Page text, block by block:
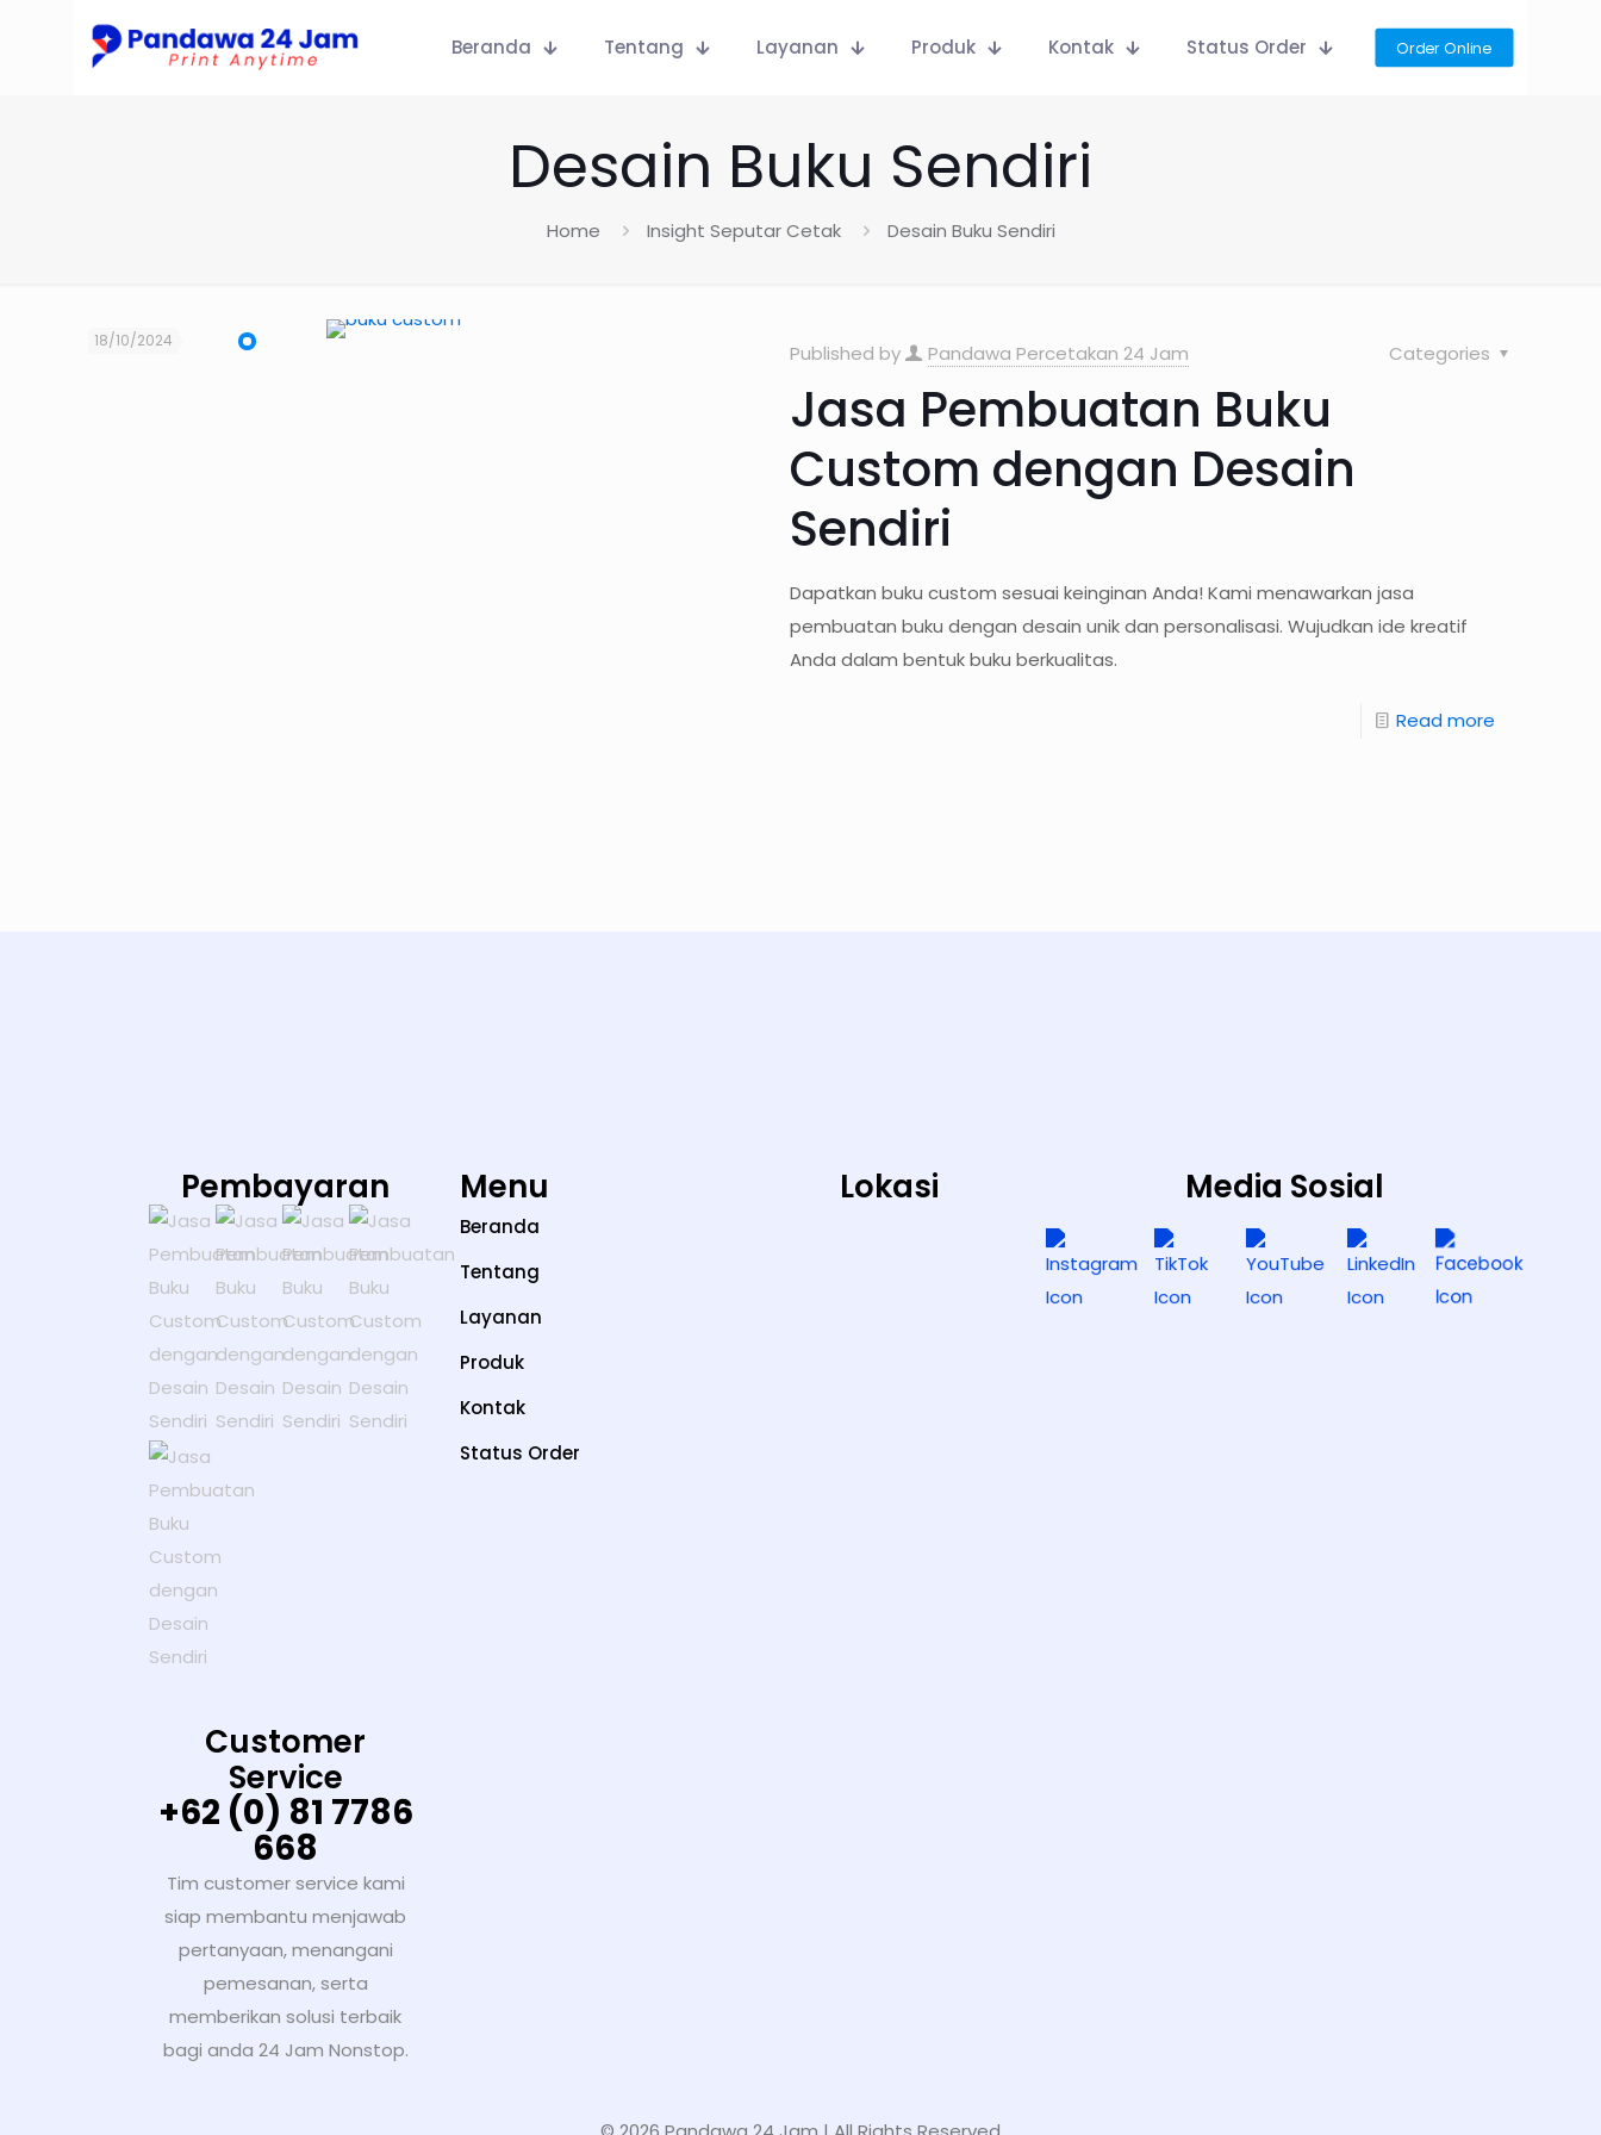
Beranda Tentang Layanan Produk Kontak Status Order Order Online
Desain Buku Sendiri
Home Insight Seputar Cetak Desain Buku Sendiri
18/10/2024
Published by Pandawa Percetakan 24 Jam Categories
Jasa Pembuatan Buku
Custom dengan Desain
Sendiri
Dapatkan buku custom sesuai keinginan Anda! Kami menawarkan jasa
pembuatan buku dengan desain unik dan personalisasi. Wujudkan ide kreatif
Anda dalam bentuk buku berkualitas.
Read more
Pembayaran
Customer
Service
+62 (0) 81 7786
668
Tim customer service kami
siap membantu menjawab
pertanyaan, menangani
pemesanan, serta
memberikan solusi terbaik
bagi anda 24 Jam Nonstop.
Menu
Beranda
Tentang
Layanan
Produk
Kontak
Status Order
Lokasi Media Sosial